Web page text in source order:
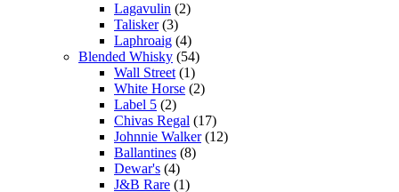
Lagavulin (2)
Talisker (3)
Laphroaig (4)
Blended Whisky (54)
Wall Street (1)
White Horse (2)
Label 5 (2)
Chivas Regal (17)
Johnnie Walker (12)
Ballantines (8)
Dewar's (4)
J&B Rare (1)